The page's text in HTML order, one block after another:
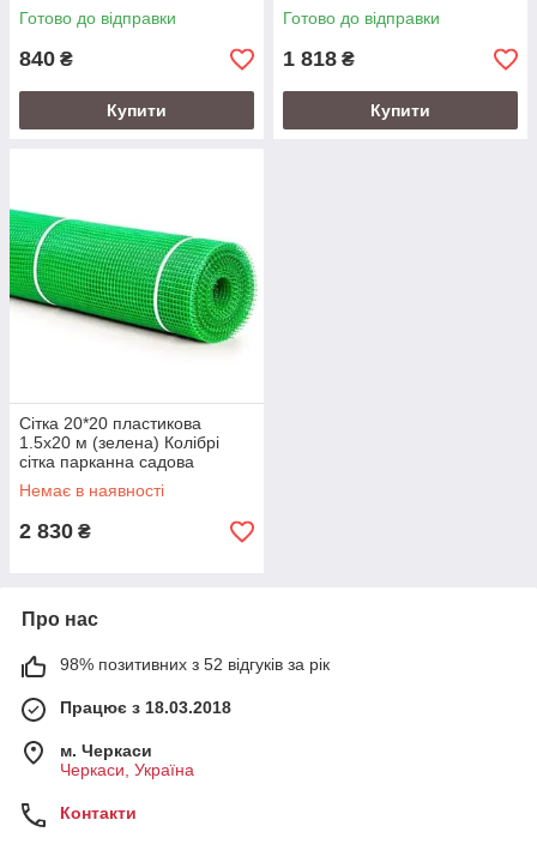
Готово до відправки
840 ₴
Купити
Готово до відправки
1 818 ₴
Купити
Сітка 20*20 пластикова
1.5х20 м (зелена) Колібрі
сітка парканна садова
Немає в наявності
2 830 ₴
Про нас
98% позитивних з 52 відгуків за рік
Працює з 18.03.2018
м. Черкаси
Черкаси, Україна
Контакти